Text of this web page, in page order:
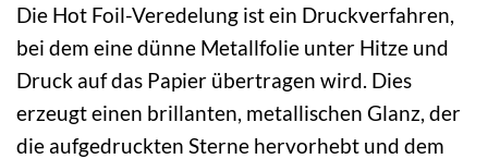
Die Hot Foil-Veredelung ist ein Druckverfahren,
bei dem eine dünne Metallfolie unter Hitze und
Druck auf das Papier übertragen wird. Dies
erzeugt einen brillanten, metallischen Glanz, der
die aufgedruckten Sterne hervorhebt und dem